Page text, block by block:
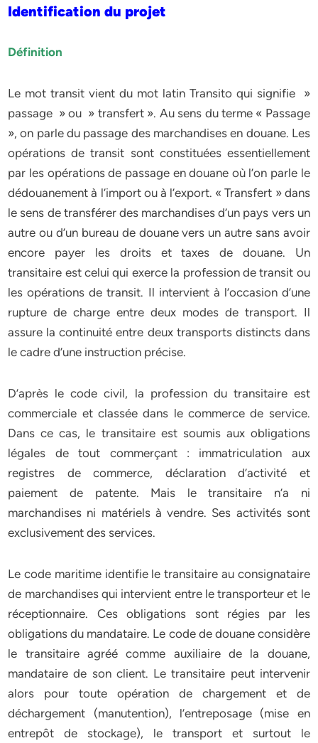
Identification du projet
Définition
Le mot transit vient du mot latin Transito qui signifie »
passage » ou » transfert ». Au sens du terme « Passage
», on parle du passage des marchandises en douane. Les
opérations de transit sont constituées essentiellement
par les opérations de passage en douane où l’on parle le
dédouanement à l’import ou à l’export. « Transfert » dans
le sens de transférer des marchandises d’un pays vers un
autre ou d’un bureau de douane vers un autre sans avoir
encore payer les droits et taxes de douane. Un
transitaire est celui qui exerce la profession de transit ou
les opérations de transit. Il intervient à l’occasion d’une
rupture de charge entre deux modes de transport. Il
assure la continuité entre deux transports distincts dans
le cadre d’une instruction précise.
D’après le code civil, la profession du transitaire est
commerciale et classée dans le commerce de service.
Dans ce cas, le transitaire est soumis aux obligations
légales de tout commerçant : immatriculation aux
registres de commerce, déclaration d’activité et
paiement de patente. Mais le transitaire n’a ni
marchandises ni matériels à vendre. Ses activités sont
exclusivement des services.
Le code maritime identifie le transitaire au consignataire
de marchandises qui intervient entre le transporteur et le
réceptionnaire. Ces obligations sont régies par les
obligations du mandataire. Le code de douane considère
le transitaire agréé comme auxiliaire de la douane,
mandataire de son client. Le transitaire peut intervenir
alors pour toute opération de chargement et de
déchargement (manutention), l’entreposage (mise en
entrepôt de stockage), le transport et surtout le